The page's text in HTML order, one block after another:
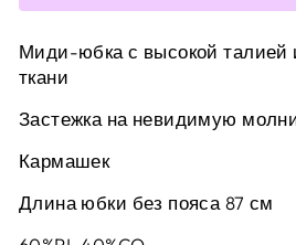
Миди-юбка с высокой талией
ткани
Застежка на невидимую
Кармашек
Длина юбки без пояса 87 см